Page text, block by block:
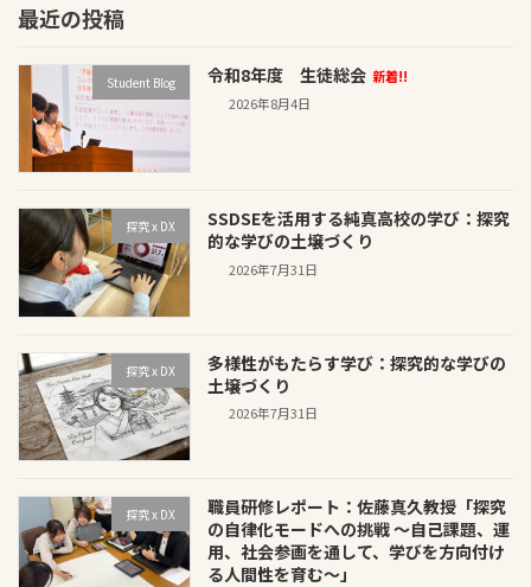
最近の投稿
Student Blog 令和8年度 生徒総会 新着!!
2026年8月4日
探究 x DX
SSDSEを活用する純真高校の学び：探究
的な学びの土壌づくり
2026年7月31日
探究 x DX
多様性がもたらす学び：探究的な学びの
土壌づくり
2026年7月31日
探究 x DX
職員研修レポート：佐藤真久教授「探究
の自律化モードへの挑戦 〜自己課題、運
用、社会参画を通して、学びを方向付け
る人間性を育む〜」